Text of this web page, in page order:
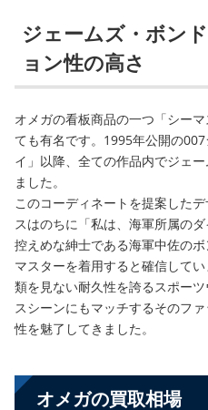
ジェームズ・ボン
ョン性の高さ
オメガの看板商品の一つ「シー
ても有名です。1995年公開の
イ」以降、全ての作品内でジェ
ました。
このコーディネートを提案した
スはのちに「私は、海軍所属の
控えめな紳士である海軍中佐の
マスターを着用すると確信してい
類を見ない耐久性を誇るスポー
スシーンにもマッチするそのフ
性を魅了してきました。
オメガの買取相場